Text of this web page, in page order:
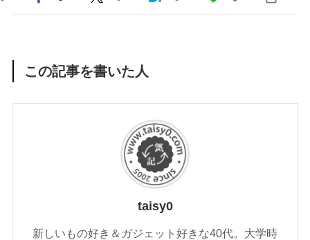
この記事を書いた人
taisy0
新しいもの好き＆ガジェット好きな40代。大学時